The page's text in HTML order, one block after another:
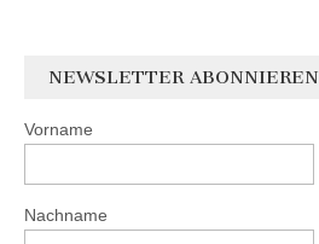
NEWSLETTER ABONNIEREN
Vorname
Nachname